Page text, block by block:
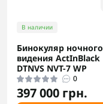
В наличии
Бинокуляр ночного
видения ActInBlack
DTNVS NVT-7 WP
0
397 000 грн.